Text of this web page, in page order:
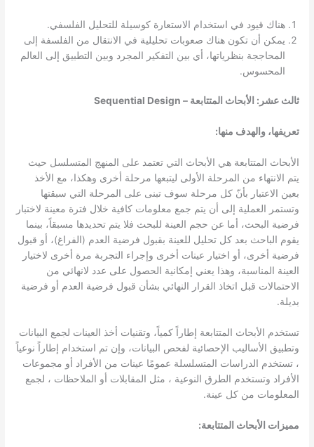
هناك قيود في استخدام الاستعارة كوسيلة للتحليل الفلسفي.
يمكن أن تكون هناك صعوبات تحليلية في الانتقال من الفلسفة إلى
المحاججة بنظرياتها، أي بين التفكير المجرد وبين التطبيق إلى العالم
المحسوس.
ثالث عشر: الأبحاث المتتابعة – Sequential Design
تعريفها، والهدف منها:
الأبحاث المتتابعة هي الأبحاث التي تعتمد على المنهج المتسلسل حيث
يتم الانتهاء من المرحلة الأولى ليتبعها مرحلة أخرى وهكذا، مع الأخذ
بعين الاعتبار بأنّ كل مرحلة سوف تبنى على المرحلة التي سبقتها
وتستمر العملية إلى أن يتم جمع معلومات كافية خلال فترة معينة لاختبار
فرضية البحث، أما عن حجم العينة للبحث فلا يتم تحديدها مسبقاً، بينما
يقوم الباحث بعد كل تحليل للعينة بقبول فرضية العدم (الفراغ)، أو قبول
فرضية أخرى، أو اختيار عينات أخرى وإجراء التجربة مرة أخرى لاختيار
العينة المناسبة، وهذا يعني إمكانية الحصول على عدد لانهائي من
الاحتمالات قبل اتخاذ القرار النهائي بشأن قبول فرضية العدم أو فرضية
بديلة.
تستخدم الأبحاث المتتابعة إطاراً كمياً، وتقنيات أخذ العينات لجمع البيانات
وتطبيق الأساليب الإحصائية لفحص البيانات، وإن تم استخدام إطاراً نوعياً
، تستخدم الدراسات المتسلسلة عمومًا عينات من الأفراد أو مجموعات
الأفراد وتستخدم الطرق النوعية ، مثل المقابلات أو الملاحظات ، لجمع
المعلومات من كل عينة.
مميزات الأبحاث المتتابعة: